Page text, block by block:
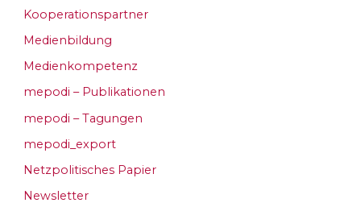
Kooperationspartner
Medienbildung
Medienkompetenz
mepodi – Publikationen
mepodi – Tagungen
mepodi_export
Netzpolitisches Papier
Newsletter